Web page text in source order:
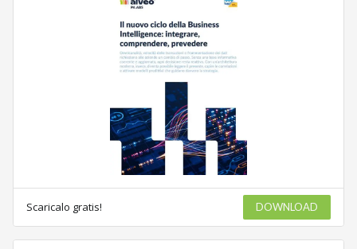
Scaricalo gratis! DOWNLOAD